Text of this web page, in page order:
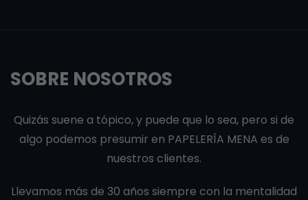
SOBRE NOSOTROS
Quizás suene a tópico, y puede que lo sea, pero si de
algo podemos presumir en PAPELERÍA MENA es de
nuestros clientes.
Llevamos más de 30 años siempre con la mentalidad